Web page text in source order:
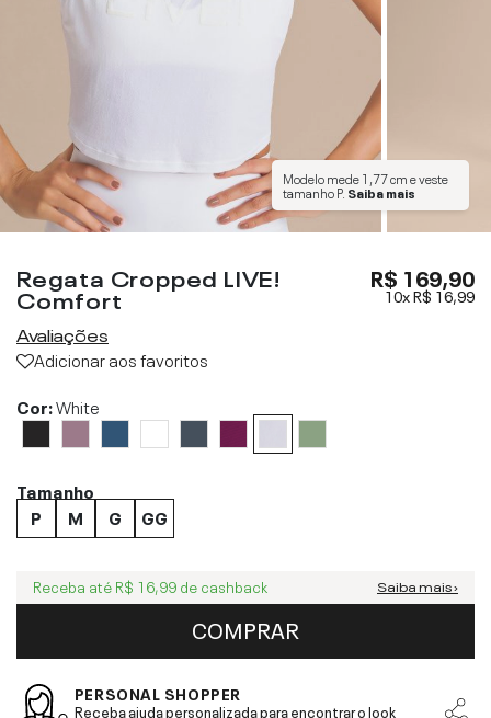
Modelo mede1,77 cme veste
tamanhoP. Saiba mais
Regata Cropped LIVE!
Comfort
Avaliações
Adicionar aos favoritos
R$ 169,90
10xR$ 16,99
Cor:White
Tamanho
P
M G GG
Receba até R$ 16,99 de cashback Saiba mais ›
COMPRAR
PERSONAL SHOPPER
Receba ajuda personalizada para encontrar o look